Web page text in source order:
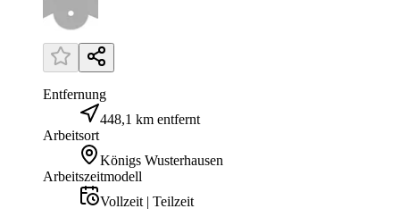
Entfernung
448,1 km entfernt
Arbeitsort
Königs Wusterhausen
Arbeitszeitmodell
Vollzeit | Teilzeit